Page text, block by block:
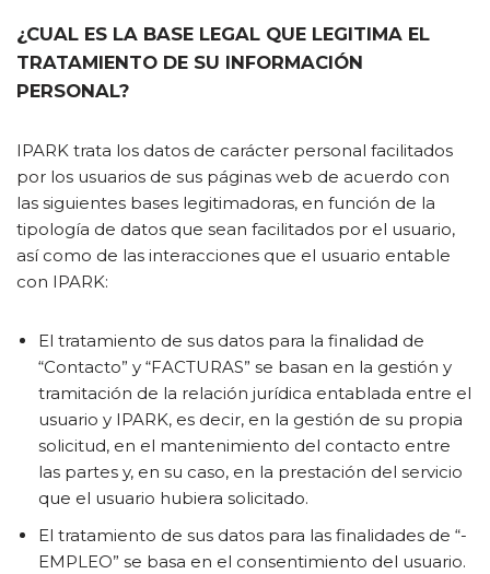
¿CUAL ES LA BASE LEGAL QUE LEGITIMA EL
TRATAMIENTO DE SU INFORMACIÓN
PERSONAL?
IPARK trata los datos de carácter personal facilitados
por los usuarios de sus páginas web de acuerdo con
las siguientes bases legitimadoras, en función de la
tipología de datos que sean facilitados por el usuario,
así como de las interacciones que el usuario entable
con IPARK:
El tratamiento de sus datos para la finalidad de
“Contacto” y “FACTURAS” se basan en la gestión y
tramitación de la relación jurídica entablada entre el
usuario y IPARK, es decir, en la gestión de su propia
solicitud, en el mantenimiento del contacto entre
las partes y, en su caso, en la prestación del servicio
que el usuario hubiera solicitado.
El tratamiento de sus datos para las finalidades de “-
EMPLEO” se basa en el consentimiento del usuario.